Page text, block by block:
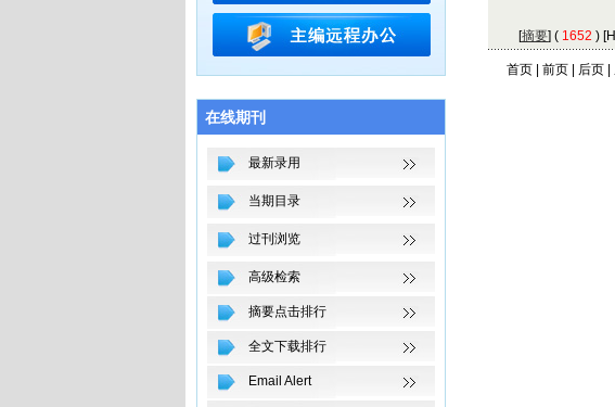
在线期刊
最新录用
当期目录
过刊浏览
高级检索
摘要点击排行
全文下载排行
Email Alert
[摘要] ( 1652 ) [
首页 | 前页 | 后页 |